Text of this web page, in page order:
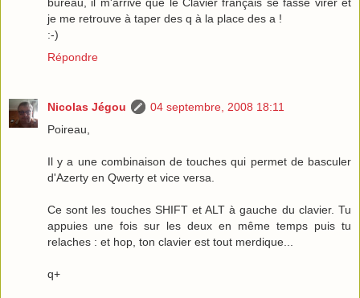
je me retrouve à taper des q à la place des a !
:-)
Répondre
Nicolas Jégou
04 septembre, 2008 18:11
Poireau,
Il y a une combinaison de touches qui permet de basculer
d'Azerty en Qwerty et vice versa.
Ce sont les touches SHIFT et ALT à gauche du clavier. Tu
appuies une fois sur les deux en même temps puis tu
relaches : et hop, ton clavier est tout merdique...
q+